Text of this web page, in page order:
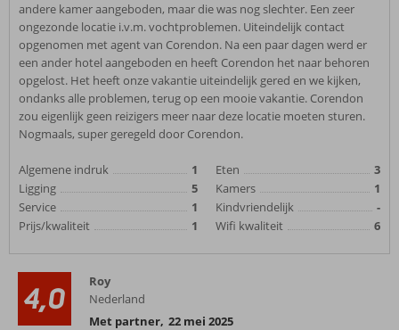
andere kamer aangeboden, maar die was nog slechter. Een zeer
ongezonde locatie i.v.m. vochtproblemen. Uiteindelijk contact
opgenomen met agent van Corendon. Na een paar dagen werd er
een ander hotel aangeboden en heeft Corendon het naar behoren
opgelost. Het heeft onze vakantie uiteindelijk gered en we kijken,
ondanks alle problemen, terug op een mooie vakantie. Corendon
zou eigenlijk geen reizigers meer naar deze locatie moeten sturen.
Nogmaals, super geregeld door Corendon.
Algemene indruk
1
Ligging
5
Service
1
Prijs/kwaliteit
1
Eten
3
Kamers
1
Kindvriendelijk
-
Wifi kwaliteit
6
4,0
Roy
Nederland
Met partner, 22 mei 2025